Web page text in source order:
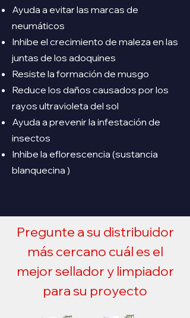
Ayuda a evitar las marcas de
neumáticos
Inhibe el crecimiento de maleza en las
juntas de los adoquines
Resiste la formación de musgo
Reduce los daños causados por los
rayos ultravioleta del sol
Ayuda a prevenir la infestación de
insectos
Inhibe la eflorescencia (sustancia
blanquecina )
Pregunte a su distribuidor
más cercano cuál es el
mejor sellador y limpiador
para su proyecto